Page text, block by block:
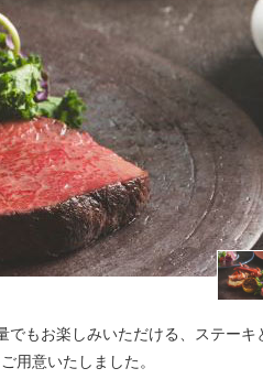
もお楽しみいただける、ステー
用意いたしました。